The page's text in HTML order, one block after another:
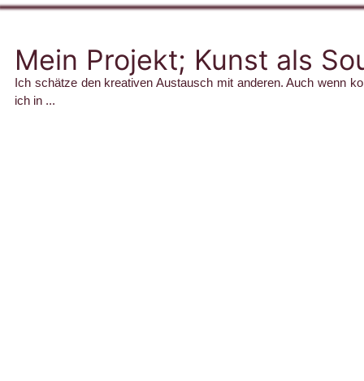
Mein Projekt; Kunst als
Ich schätze den kreativen Austausch mit anderen. Auch wenn
ich in ...